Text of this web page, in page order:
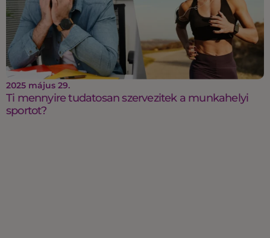
2025 május 29.
Ti mennyire tudatosan szervezitek a munkahelyi
sportot?